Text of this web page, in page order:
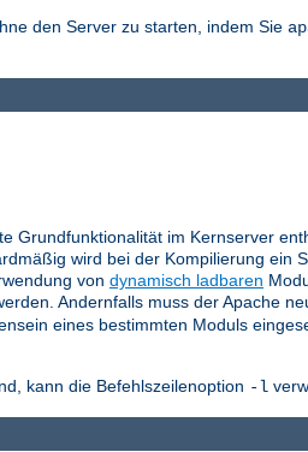
den Server zu starten, indem Sie
Grundfunktionalität im Kernserver
wird bei der Kompilierung ein
von dynamisch ladbaren
Andernfalls muss der Apache
eines bestimmten Moduls
kann die Befehlszeilenoption -l